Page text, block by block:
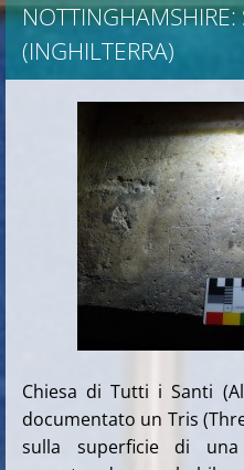
NOTTINGHAMSHIRE:
(INGHILTERRA)
Chiesa di Tutti i Santi
documentato un Tris
sulla superficie di